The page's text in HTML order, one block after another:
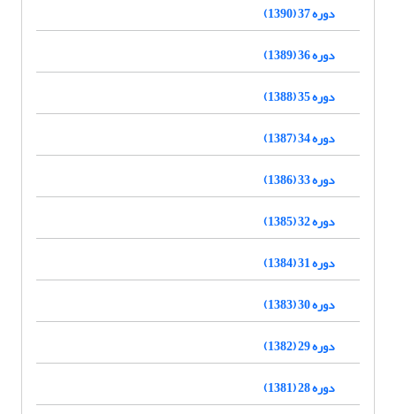
دوره 37 (1390)
دوره 36 (1389)
دوره 35 (1388)
دوره 34 (1387)
دوره 33 (1386)
دوره 32 (1385)
دوره 31 (1384)
دوره 30 (1383)
دوره 29 (1382)
دوره 28 (1381)